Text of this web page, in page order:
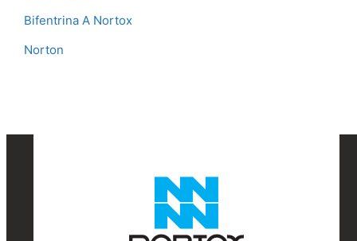
Bifentrina A Nortox
Norton